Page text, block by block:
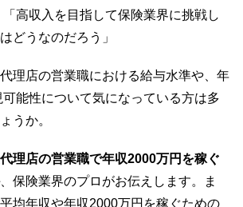
高収入を目指して保険業界に挑戦し
どうなのだろう」
理店の営業職における給与水準や、年
能性について気になっている方は多
うか。
理店の営業職で年収2000万円を稼ぐ
、保険業界のプロがお伝えします。ま
均年収や年収2000万円を稼ぐための